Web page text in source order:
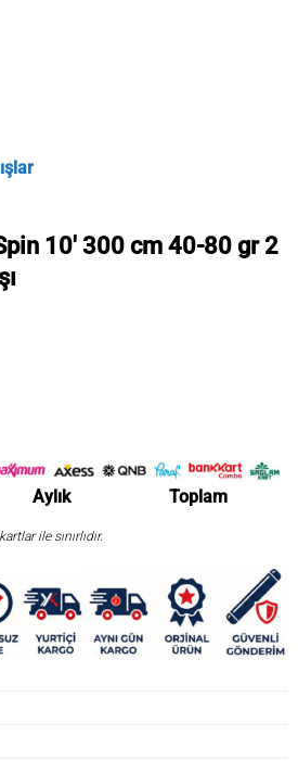
10′ 300 cm 40-80 gr 2
Aylık Toplam
ile sınırlıdır.